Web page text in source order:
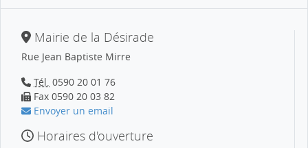
Mairie de la Désirade
Rue Jean Baptiste Mirre
Tél. 0590 20 01 76
Fax 0590 20 03 82
Envoyer un email
Horaires d'ouverture